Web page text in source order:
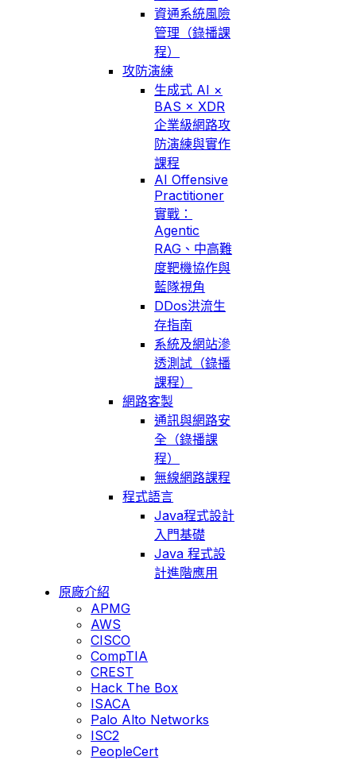
資通系統風險
管理（錄播課
程）
攻防演練
生成式 AI ×
BAS × XDR
企業級網路攻
防演練與實作
課程
AI Offensive
Practitioner
實戰：
Agentic
RAG、中高難
度靶機協作與
藍隊視角
DDos洪流生
存指南
系統及網站滲
透測試（錄播
課程）
網路客製
通訊與網路安
全（錄播課
程）
無線網路課程
程式語言
Java程式設計
入門基礎
Java 程式設
計進階應用
原廠介紹
APMG
AWS
CISCO
CompTIA
CREST
Hack The Box
ISACA
Palo Alto Networks
ISC2
PeopleCert